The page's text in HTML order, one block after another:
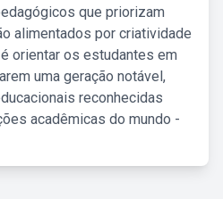
que priorizam
alimentados por criatividade
orientar os estudantes em
uma geração notável,
reconhecidas
acadêmicas do mundo -